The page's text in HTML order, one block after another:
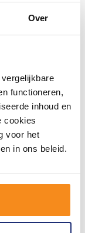
Over
functioneren,
inhoud en
cookies
voor het
in ons beleid.
Plieger Cyprus
Hoek
Wit
366,00
info